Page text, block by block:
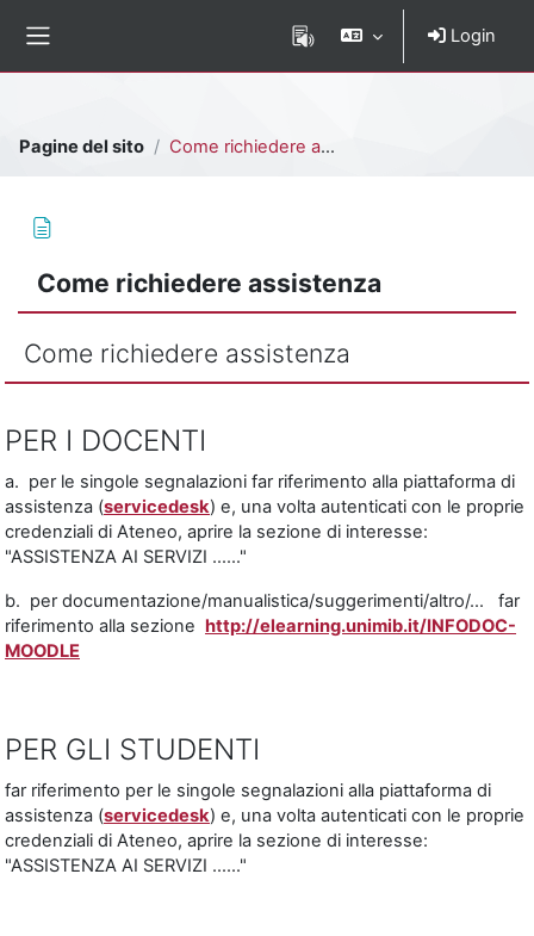
Login
Pagine del sito Come richiedere assistenza
Come richiedere assistenza
Come richiedere assistenza
PER I DOCENTI
a. per le singole segnalazioni far riferimento alla piattaforma di
assistenza (servicedesk) e, una volta autenticati con le proprie
credenziali di Ateneo, aprire la sezione di interesse:
"ASSISTENZA AI SERVIZI ......"
b. per documentazione/manualistica/suggerimenti/altro/... far
riferimento alla sezione http://elearning.unimib.it/INFODOC-
MOODLE
PER GLI STUDENTI
far riferimento per le singole segnalazioni alla piattaforma di
assistenza (servicedesk) e, una volta autenticati con le proprie
credenziali di Ateneo, aprire la sezione di interesse:
"ASSISTENZA AI SERVIZI ......"